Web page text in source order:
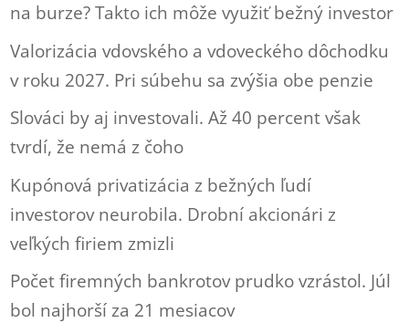
na burze? Takto ich môže využiť bežný investor
Valorizácia vdovského a vdoveckého dôchodku
v roku 2027. Pri súbehu sa zvýšia obe penzie
Slováci by aj investovali. Až 40 percent však
tvrdí, že nemá z čoho
Kupónová privatizácia z bežných ľudí
investorov neurobila. Drobní akcionári z
veľkých firiem zmizli
Počet firemných bankrotov prudko vzrástol. Júl
bol najhorší za 21 mesiacov